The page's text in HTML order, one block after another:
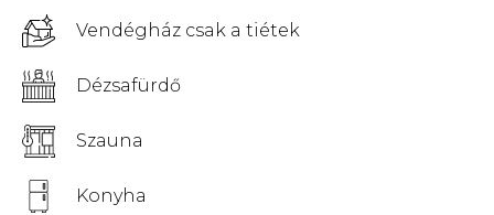
Vendégház csak a tiétek
Dézsafürdő
Szauna
Konyha